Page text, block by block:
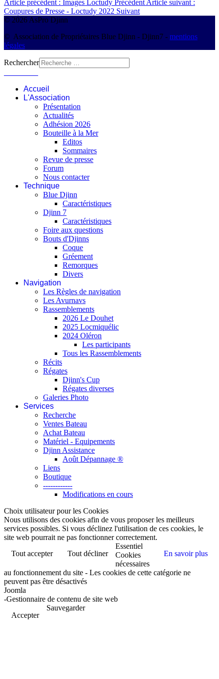
Article précédent : Images Loctudy Précédent Article suivant :
Coupures de Presse - Loctudy 2022 Suivant
© 2026 AsPro Djinn
© Association de Propriétaires Blue Djinn - Djinn7 - mentions
légales
Rechercher
Accueil
L'Association
Présentation
Actualités
Adhésion 2026
Bouteille à la Mer
Editos
Sommaires
Revue de presse
Forum
Nous contacter
Technique
Blue Djinn
Caractéristiques
Djinn 7
Caractéristiques
Foire aux questions
Bouts d'Djinns
Coque
Gréement
Remorques
Divers
Navigation
Les Règles de navigation
Les Avurnavs
Rassemblements
2026 Le Douhet
2025 Locmiquélic
2024 Oléron
Les participants
Tous les Rassemblements
Récits
Régates
Djinn's Cup
Régates diverses
Galeries Photo
Services
Recherche
Ventes Bateau
Achat Bateau
Matériel - Equipements
Djinn Assistance
Août Dépannage ®
Liens
Boutique
------------
Modifications en cours
Choix utilisateur pour les Cookies
Nous utilisons des cookies afin de vous proposer les meilleurs
services possibles. Si vous déclinez l'utilisation de ces cookies, le
site web pourrait ne pas fonctionner correctement.
Tout accepter
Tout décliner En savoir plus
Essentiel
Cookies
nécessaires
au fonctionnement du site - Les cookies de cette catégorie ne
peuvent pas être désactivés
Joomla
-Gestionnaire de contenu de site web
Accepter
Sauvegarder